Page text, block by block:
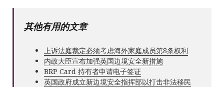
其他有用的文章
上诉法庭裁定必须考虑海外家庭成员第8条权利
内政大臣宣布加强英国边境安全新措施
BRP Card 持有者申请电子签证
英国政府成立新边境安全指挥部以打击非法移民